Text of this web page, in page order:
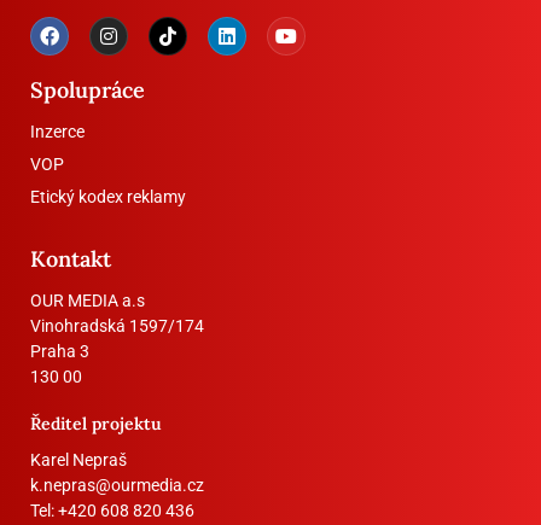
Spolupráce
Inzerce
VOP
Etický kodex reklamy
Kontakt
OUR MEDIA a.s
Vinohradská 1597/174
Praha 3
130 00
Ředitel projektu
Karel Nepraš
k.nepras@ourmedia.cz
Tel:+420 608 820 436